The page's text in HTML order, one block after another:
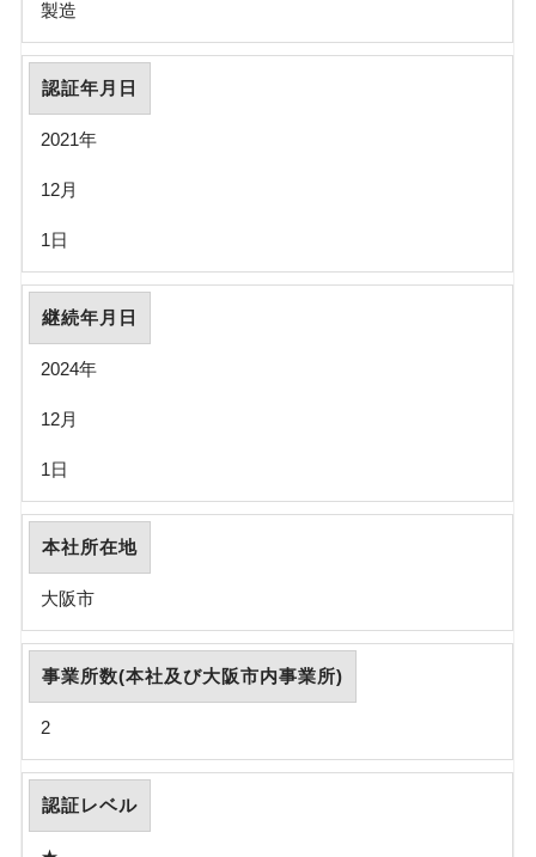
製造
認証年月日
2021年
12月
1日
継続年月日
2024年
12月
1日
本社所在地
大阪市
事業所数(本社及び大阪市内事業所)
2
認証レベル